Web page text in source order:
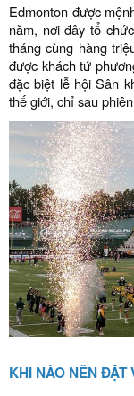
Edmonton được
năm, nơi đây tổ
tháng cùng hàng
được khách tứ
đặc biệt lễ hội Sân
thế giới, chỉ sau
KHI NÀO NÊN ĐẶT